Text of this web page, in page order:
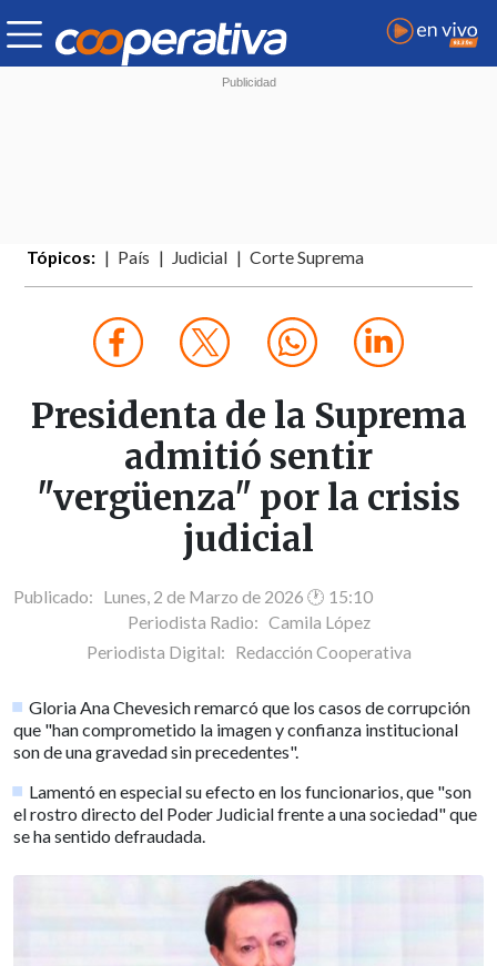
Tópicos: País Judicial Corte Suprema
Presidenta de la Suprema
admitió sentir
"vergüenza" por la crisis
judicial
Publicado: Lunes, 2 de Marzo de 2026 🕐 15:10
Periodista Radio: Camila López
Periodista Digital: Redacción Cooperativa
Gloria Ana Chevesich remarcó que los casos de corrupción
que "han comprometido la imagen y confianza institucional
son de una gravedad sin precedentes".
Lamentó en especial su efecto en los funcionarios, que "son
el rostro directo del Poder Judicial frente a una sociedad" que
se ha sentido defraudada.